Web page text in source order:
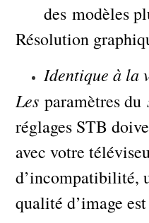
des modèles
Résolution
Identique à la
Les paramètres du
réglages STB
avec votre
d’incompatibilité,
qualité d’image